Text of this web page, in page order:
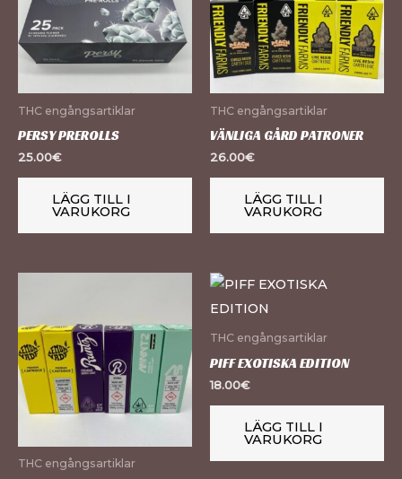
THC engångsartiklar
PERSY PREROLLS
25.00€
LÄGG TILL I
VARUKORG
THC engångsartiklar
VÄNLIGA GÅRD PATRONER
26.00€
LÄGG TILL I
VARUKORG
THC engångsartiklar
THC engångsartiklar
PIFF EXOTISKA EDITION
18.00€
LÄGG TILL I
VARUKORG